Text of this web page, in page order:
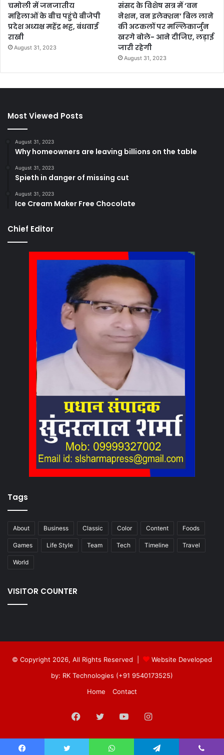
चमोली में जनजातीय
महिलाओं के बीच पहुंचे बीजेपी
प्रदेश अध्यक्ष महेंद्र भट्ट, बंधवाई
राखी
August 31, 2023
संसद के विशेष सत्र में ‘वन
नेशन, वन इलेक्शन’ बिल लाने
की अटकलों पर मल्लिकार्जुन
खरगे बोले- आने दीजिए, लड़ाई
जारी रहेगी
August 31, 2023
Most Viewed Posts
August 31, 2023
Why homeowners are leaving billions on the table
August 31, 2023
Spieth in danger of missing cut
August 31, 2023
Ice Cream Maker Free Chocolate
Chief Editor
Tags
About Business Classic Color Content Foods
Games Life Style Team Tech Timeline Travel
World
VISITOR COUNTER
© Copyright 2026, All Rights Reserved |
Website Developed
by: RK Technologies (+91 9540173525)
Home
Contact
Facebook
TwitterYouTubeInstagram